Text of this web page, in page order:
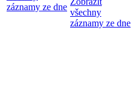
záznamy ze dne
všechny
záznamy ze dne